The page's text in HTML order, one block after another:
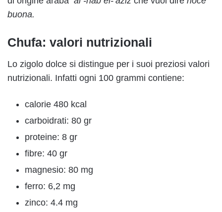
buona.
Chufa: valori nutrizionali
Lo zigolo dolce si distingue per i suoi preziosi valori
nutrizionali. Infatti ogni 100 grammi contiene:
calorie 480 kcal
carboidrati: 80 gr
proteine: 8 gr
fibre: 40 gr
magnesio: 80 mg
ferro: 6,2 mg
zinco: 4.4 mg